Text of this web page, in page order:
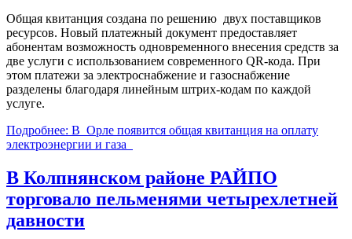
Общая квитанция создана по решению двух поставщиков
ресурсов. Новый платежный документ предоставляет
абонентам возможность одновременного внесения средств за
две услуги c использованием современного QR-кода. При
этом платежи за электроснабжение и газоснабжение
разделены благодаря линейным штрих-кодам по каждой
услуге.
Подробнее: В Орле появится общая квитанция на оплату
электроэнергии и газа
В Колпнянском районе РАЙПО
торговало пельменями четырехлетней
давности